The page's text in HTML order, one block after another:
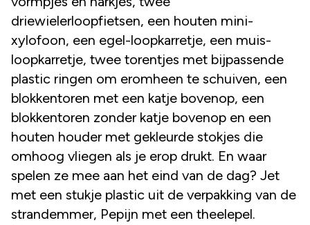
driewielerloopfietsen, een houten mini-
xylofoon, een egel-loopkarretje, een muis-
loopkarretje, twee torentjes met bijpassende
plastic ringen om eromheen te schuiven, een
blokkentoren met een katje bovenop, een
blokkentoren zonder katje bovenop en een
houten houder met gekleurde stokjes die
omhoog vliegen als je erop drukt. En waar
spelen ze mee aan het eind van de dag? Jet
met een stukje plastic uit de verpakking van de
strandemmer, Pepijn met een theelepel.